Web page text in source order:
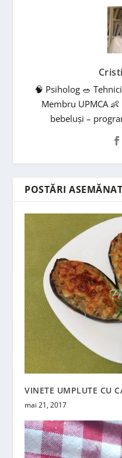
🧠 Psiholog 🥗
Membru UPMCA
bebeluși –
POSTĂRI
VINETE UMPLUTE CU
mai 21, 2017